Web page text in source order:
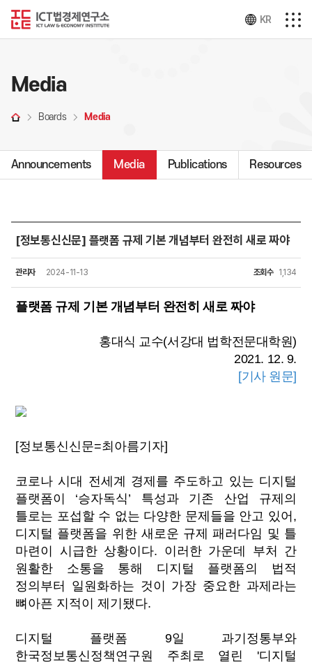
KR
Media
Boards Media
Announcements Media Publications Resources
[정보통신신문] 플랫폼 규제 기본 개념부터 완전히 새로 짜야
관리자 2024-11-13 조회수 1,134
플랫폼 규제 기본 개념부터 완전히 새로 짜야
홍대식 교수(서강대 법학전문대학원)
2021. 12. 9.
[기사 원문]
[정보통신신문=최아름기자]
코로나 시대 전세계 경제를 주도하고 있는 디지털
플랫폼이 ‘승자독식’ 특성과 기존 산업 규제의
틀로는 포섭할 수 없는 다양한 문제들을 안고 있어,
디지털 플랫폼을 위한 새로운 규제 패러다임 및 틀
마련이 시급한 상황이다. 이러한 가운데 부처 간
원활한 소통을 통해 디지털 플랫폼의 법적
정의부터 일원화하는 것이 가장 중요한 과제라는
뼈아픈 지적이 제기됐다.
디지털 플랫폼 9일 과기정통부와
한국정보통신정책연구원 주최로 열린 '디지털